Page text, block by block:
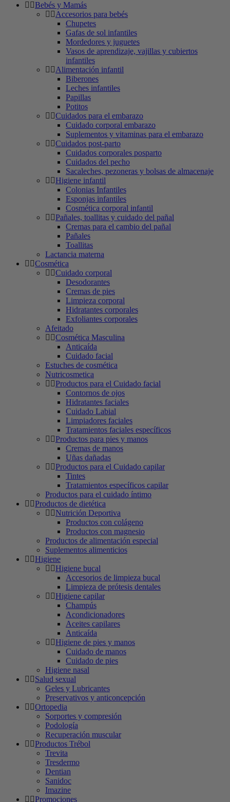
Bebés y Mamás
Accesorios para bebés
Chupetes
Gafas de sol infantiles
Mordedores y juguetes
Vasos de aprendizaje, vajillas y cubiertos
infantiles
Alimentación infantil
Biberones
Leches infantiles
Papillas
Potitos
Cuidados para el embarazo
Cuidado corporal embarazo
Suplementos y vitaminas para el embarazo
Cuidados post-parto
Cuidados corporales posparto
Cuidados del pecho
Sacaleches, pezoneras y bolsas de almacenaje
Higiene infantil
Colonias Infantiles
Esponjas infantiles
Cosmética corporal infantil
Pañales, toallitas y cuidado del pañal
Cremas para el cambio del pañal
Pañales
Toallitas
Lactancia materna
Cosmética
Cuidado corporal
Desodorantes
Cremas de pies
Limpieza corporal
Hidratantes corporales
Exfoliantes corporales
Afeitado
Cosmética Masculina
Anticaída
Cuidado facial
Estuches de cosmética
Nutricosmetica
Productos para el Cuidado facial
Contornos de ojos
Hidratantes faciales
Cuidado Labial
Limpiadores faciales
Tratamientos faciales específicos
Productos para pies y manos
Cremas de manos
Uñas dañadas
Productos para el Cuidado capilar
Tintes
Tratamientos específicos capilar
Productos para el cuidado íntimo
Productos de dietética
Nutrición Deportiva
Productos con colágeno
Productos con magnesio
Productos de alimentación especial
Suplementos alimenticios
Higiene
Higiene bucal
Accesorios de limpieza bucal
Limpieza de prótesis dentales
Higiene capilar
Champús
Acondicionadores
Aceites capilares
Anticaída
Higiene de pies y manos
Cuidado de manos
Cuidado de pies
Higiene nasal
Salud sexual
Geles y Lubricantes
Preservativos y anticoncepción
Ortopedia
Sorportes y compresión
Podología
Recuperación muscular
Productos Trébol
Trevita
Tresdermo
Dentian
Sanidoc
Imazine
Promociones